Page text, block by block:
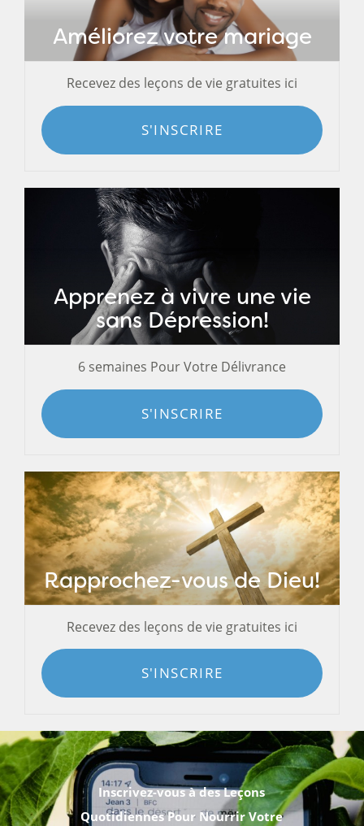
Améliorez votre mariage
Recevez des leçons de vie gratuites ici
S'INSCRIRE
Apprenez à vivre une vie
sans Dépression!
6 semaines Pour Votre Délivrance
S'INSCRIRE
Rapprochez-vous de Dieu!
Recevez des leçons de vie gratuites ici
S'INSCRIRE
Inscrivez-vous à des Leçons
Quotidiennes Pour Nourrir Votre